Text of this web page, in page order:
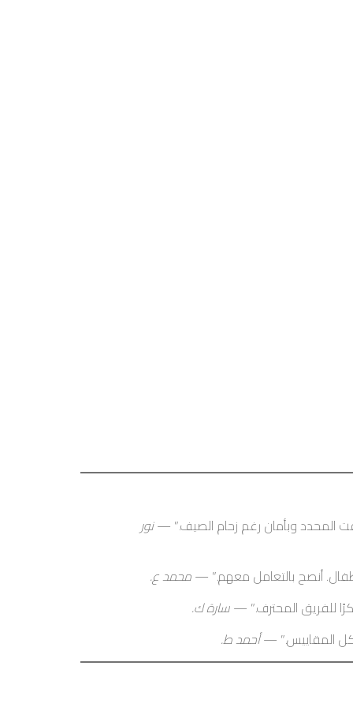
المحدد وبأمان رغم زحام الصيف.” —نور
أنصح بالتعامل معهم.” —محمد ع.
للفريق المحترف.” —سارة ك.
المقاييس.” —أحمد ط.